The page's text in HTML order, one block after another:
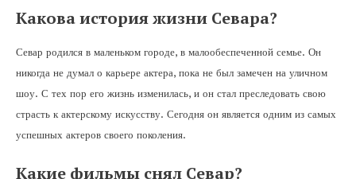
Какова история жизни Севара?
Севар родился в маленьком городе, в малообеспеченной семье. Он
никогда не думал о карьере актера, пока не был замечен на уличном
шоу. С тех пор его жизнь изменилась, и он стал преследовать свою
страсть к актерскому искусству. Сегодня он является одним из самых
успешных актеров своего поколения.
Какие фильмы снял Севар?